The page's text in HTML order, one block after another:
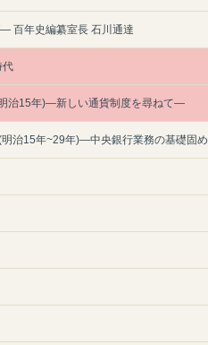
百年史編纂室長 石川通達
代
治15年)―新しい通貨制度を尋ねて―
明治15年~29年)―中央銀行業務の基礎固